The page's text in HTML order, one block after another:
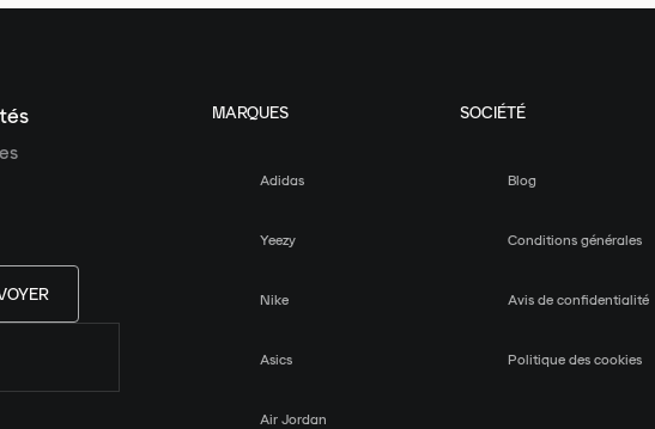
MARQUES
Adidas
Yeezy
Nike
Asics
Air Jordan
SOCIÉTÉ
Blog
Conditions générales
Avis de confidentialité
Politique des cookies